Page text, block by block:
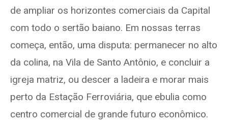
de ampliar os horizontes comerciais da Capital
com todo o sertão baiano. Em nossas terras
começa, então, uma disputa: permanecer no alto
da colina, na Vila de Santo Antônio, e concluir a
igreja matriz, ou descer a ladeira e morar mais
perto da Estação Ferroviária, que ebulia como
centro comercial de grande futuro econômico.